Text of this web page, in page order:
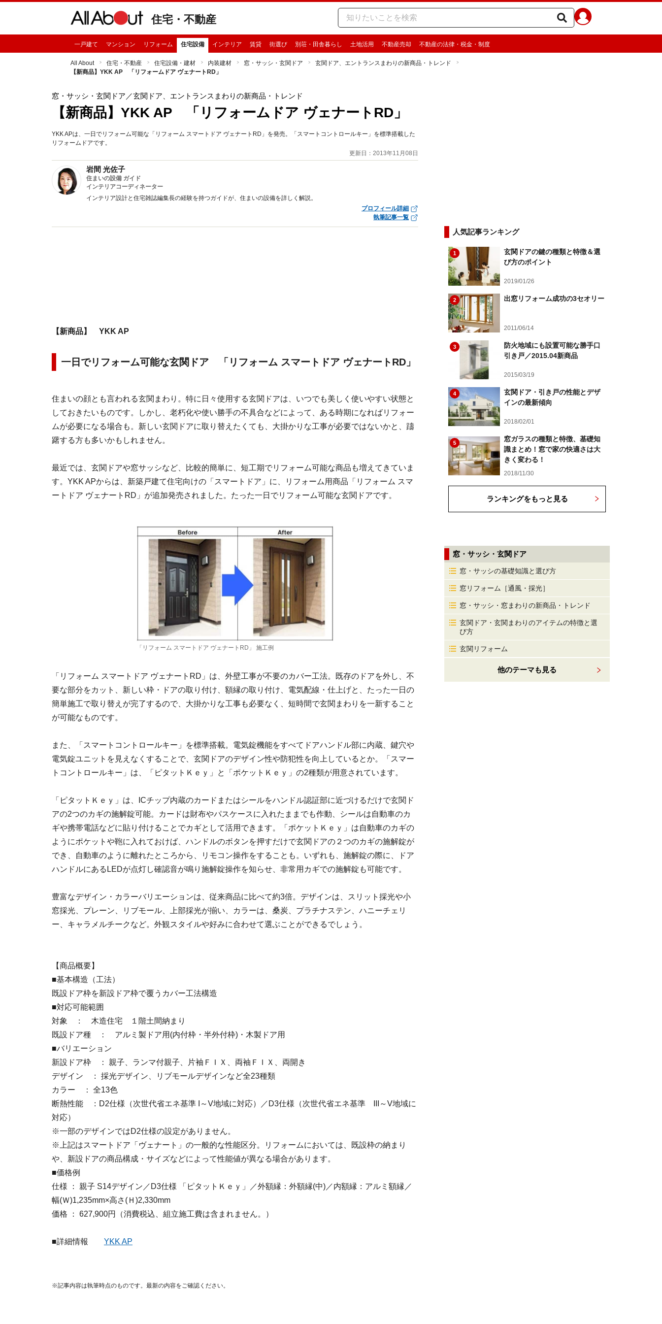
住宅・不動産
一戸建て マンション リフォーム 住宅設備 インテリア 賃貸 街選び 別荘・田舎暮らし 土地活用 不動産売却 不動産の法律・税金・制度
All About 住宅・不動産 住宅設備・建材 内装建材 窓・サッシ・玄関ドア
玄関ドア、エントランスまわりの新商品・トレンド
【新商品】YKK AP 「リフォームドア ヴェナートRD」
窓・サッシ・玄関ドア ／玄関ドア、エントランスまわりの新商品・トレンド
【新商品】YKK AP 「リフォームドア ヴェナートRD」
YKK APは、一日でリフォーム可能な「リフォーム スマートドア ヴェナートRD」を発売。「スマートコントロールキー」を標準搭載した
リフォームドアです。
更新日：2013年11月08日
岩間 光佐子
住まいの設備 ガイド
インテリアコーディネーター
インテリア設計と住宅雑誌編集長の経験を持つガイドが、住まいの設備を詳しく解説。
プロフィール詳細
執筆記事一覧
【新商品】 YKK AP
一日でリフォーム可能な玄関ドア 「リフォーム スマートドア ヴェナートRD」
住まいの顔とも言われる玄関まわり。特に日々使用する玄関ドアは、いつでも美しく使いやすい状態と
しておきたいものです。しかし、老朽化や使い勝手の不具合などによって、ある時期になればリフォー
ムが必要になる場合も。新しい玄関ドアに取り替えたくても、大掛かりな工事が必要ではないかと、躊
躇する方も多いかもしれません。
最近では、玄関ドアや窓サッシなど、比較的簡単に、短工期でリフォーム可能な商品も増えてきていま
す。YKK APからは、新築戸建て住宅向けの「スマートドア」に、リフォーム用商品「リフォーム スマ
ートドア ヴェナートRD」が追加発売されました。たった一日でリフォーム可能な玄関ドアです。
「リフォーム スマートドア ヴェナートRD」 施工例
「リフォーム スマートドア ヴェナートRD」は、外壁工事が不要のカバー工法。既存のドアを外し、不
要な部分をカット、新しい枠・ドアの取り付け、額縁の取り付け、電気配線・仕上げと、たった一日の
簡単施工で取り替えが完了するので、大掛かりな工事も必要なく、短時間で玄関まわりを一新すること
が可能なものです。
また、「スマートコントロールキー」を標準搭載。電気錠機能をすべてドアハンドル部に内蔵、鍵穴や
電気錠ユニットを見えなくすることで、玄関ドアのデザイン性や防犯性を向上しているとか。「スマー
トコントロールキー」は、「ピタットＫｅｙ」と「ポケットＫｅｙ」の2種類が用意されています。
「ピタットＫｅｙ」は、ICチップ内蔵のカードまたはシールをハンドル認証部に近づけるだけで玄関ド
アの2つのカギの施解錠可能。カードは財布やパスケースに入れたままでも作動、シールは自動車のカ
ギや携帯電話などに貼り付けることでカギとして活用できます。「ポケットＫｅｙ」は自動車のカギの
ようにポケットや鞄に入れておけば、ハンドルのボタンを押すだけで玄関ドアの２つのカギの施解錠が
でき、自動車のように離れたところから、リモコン操作をすることも。いずれも、施解錠の際に、ドア
ハンドルにあるLEDが点灯し確認音が鳴り施解錠操作を知らせ、非常用カギでの施解錠も可能です。
豊富なデザイン・カラーバリエーションは、従来商品に比べて約3倍。デザインは、スリット採光や小
窓採光、プレーン、リブモール、上部採光が揃い、カラーは、桑炭、プラチナステン、ハニーチェリ
ー、キャラメルチークなど。外観スタイルや好みに合わせて選ぶことができるでしょう。
【商品概要】
■基本構造（工法）
既設ドア枠を新設ドア枠で覆うカバー工法構造
■対応可能範囲
対象 ： 木造住宅 １階土間納まり
既設ドア種 ： アルミ製ドア用(内付枠・半外付枠)・木製ドア用
■バリエーション
新設ドア枠 ： 親子、ランマ付親子、片袖ＦＩＸ、両袖ＦＩＸ、両開き
デザイン ： 採光デザイン、リブモールデザインなど全23種類
カラー ： 全13色
断熱性能 ：D2仕様（次世代省エネ基準 I～V地域に対応）／D3仕様（次世代省エネ基準 III～V地域に
対応）
※一部のデザインではD2仕様の設定がありません。
※上記はスマートドア「ヴェナート」の一般的な性能区分。リフォームにおいては、既設枠の納まり
や、新設ドアの商品構成・サイズなどによって性能値が異なる場合があります。
■価格例
仕様 ： 親子 S14デザイン／D3仕様 「ピタットＫｅｙ」／外額縁：外額縁(中)／内額縁：アルミ額縁／
幅(Ｗ)1,235mm×高さ(Ｈ)2,330mm
価格 ： 627,900円（消費税込、組立施工費は含まれません。）
■詳細情報 YKK AP
※記事内容は執筆時点のものです。最新の内容をご確認ください。
人気記事ランキング
1
玄関ドアの鍵の種類と特徴＆選
び方のポイント
2019/01/26
2 出窓リフォーム成功の3セオリー
2011/06/14
3
防火地域にも設置可能な勝手口
引き戸／2015.04新商品
2015/03/19
4
玄関ドア・引き戸の性能とデザ
インの最新傾向
2018/02/01
5
窓ガラスの種類と特徴、基礎知
識まとめ！窓で家の快適さは大
きく変わる！
2018/11/30
ランキングをもっと見る
窓・サッシ・玄関ドア
窓・サッシの基礎知識と選び方
窓リフォーム［通風・採光］
窓・サッシ・窓まわりの新商品・トレンド
玄関ドア・玄関まわりのアイテムの特徴と選
び方
玄関リフォーム
他のテーマも見る